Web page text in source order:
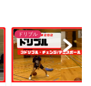
ドリブル